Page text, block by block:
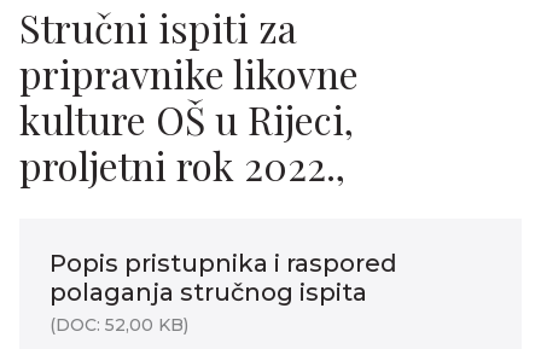
Stručni ispiti za
pripravnike likovne
kulture OŠ u Rijeci,
proljetni rok 2022.,
Popis pristupnika i raspored
polaganja stručnog ispita
(DOC: 52,00 KB)